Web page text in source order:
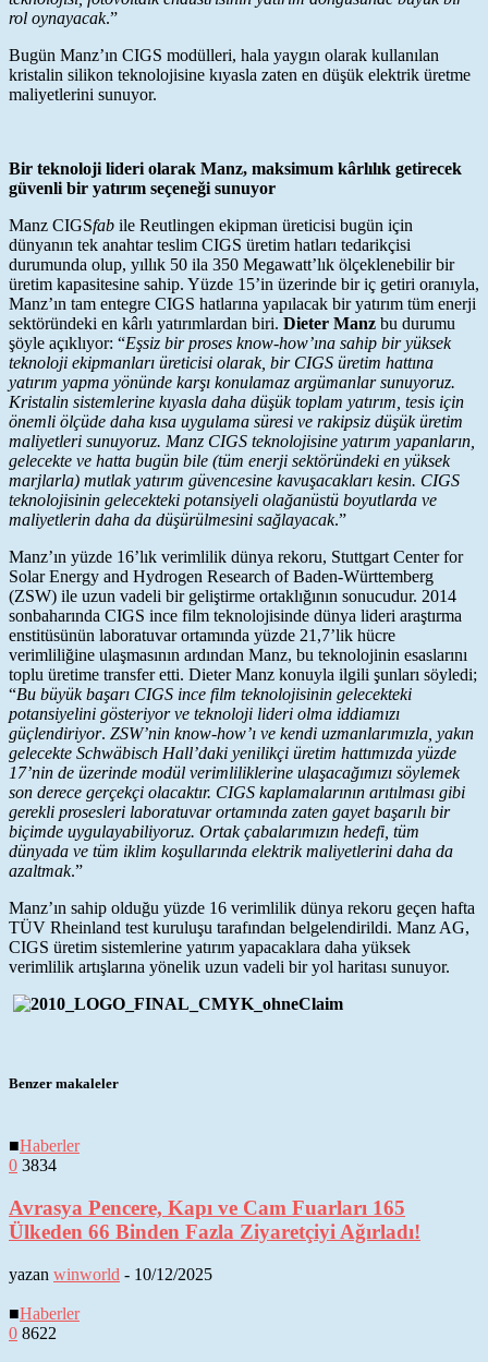
rol oynayacak.”
Bugün Manz’ın CIGS modülleri, hala yaygın olarak kullanılan
kristalin silikon teknolojisine kıyasla zaten en düşük elektrik üretme
maliyetlerini sunuyor.
Bir teknoloji lideri olarak Manz, maksimum kârlılık getirecek
güvenli bir yatırım seçeneği sunuyor
Manz CIGSfab ile Reutlingen ekipman üreticisi bugün için
dünyanın tek anahtar teslim CIGS üretim hatları tedarikçisi
durumunda olup, yıllık 50 ila 350 Megawatt’lık ölçeklenebilir bir
üretim kapasitesine sahip. Yüzde 15’in üzerinde bir iç getiri oranıyla,
Manz’ın tam entegre CIGS hatlarına yapılacak bir yatırım tüm enerji
sektöründeki en kârlı yatırımlardan biri. Dieter Manz bu durumu
şöyle açıklıyor: “Eşsiz bir proses know-how’ına sahip bir yüksek
teknoloji ekipmanları üreticisi olarak, bir CIGS üretim hattına
yatırım yapma yönünde karşı konulamaz argümanlar sunuyoruz.
Kristalin sistemlerine kıyasla daha düşük toplam yatırım, tesis için
önemli ölçüde daha kısa uygulama süresi ve rakipsiz düşük üretim
maliyetleri sunuyoruz. Manz CIGS teknolojisine yatırım yapanların,
gelecekte ve hatta bugün bile (tüm enerji sektöründeki en yüksek
marjlarla) mutlak yatırım güvencesine kavuşacakları kesin. CIGS
teknolojisinin gelecekteki potansiyeli olağanüstü boyutlarda ve
maliyetlerin daha da düşürülmesini sağlayacak.”
Manz’ın yüzde 16’lık verimlilik dünya rekoru, Stuttgart Center for
Solar Energy and Hydrogen Research of Baden-Württemberg
(ZSW) ile uzun vadeli bir geliştirme ortaklığının sonucudur. 2014
sonbaharında CIGS ince film teknolojisinde dünya lideri araştırma
enstitüsünün laboratuvar ortamında yüzde 21,7’lik hücre
verimliliğine ulaşmasının ardından Manz, bu teknolojinin esaslarını
toplu üretime transfer etti. Dieter Manz konuyla ilgili şunları söyledi;
“Bu büyük başarı CIGS ince film teknolojisinin gelecekteki
potansiyelini gösteriyor ve teknoloji lideri olma iddiamızı
güçlendiriyor. ZSW’nin know-how’ı ve kendi uzmanlarımızla, yakın
gelecekte Schwäbisch Hall’daki yenilikçi üretim hattımızda yüzde
17’nin de üzerinde modül verimliliklerine ulaşacağımızı söylemek
son derece gerçekçi olacaktır. CIGS kaplamalarının arıtılması gibi
gerekli prosesleri laboratuvar ortamında zaten gayet başarılı bir
biçimde uygulayabiliyoruz. Ortak çabalarımızın hedefi, tüm
dünyada ve tüm iklim koşullarında elektrik maliyetlerini daha da
azaltmak.”
Manz’ın sahip olduğu yüzde 16 verimlilik dünya rekoru geçen hafta
TÜV Rheinland test kuruluşu tarafından belgelendirildi. Manz AG,
CIGS üretim sistemlerine yatırım yapacaklara daha yüksek
verimlilik artışlarına yönelik uzun vadeli bir yol haritası sunuyor.
Benzer makaleler
■Haberler
0 3834
Avrasya Pencere, Kapı ve Cam Fuarları 165
Ülkeden 66 Binden Fazla Ziyaretçiyi Ağırladı!
yazan winworld - 10/12/2025
■Haberler
0 8622